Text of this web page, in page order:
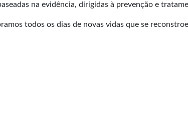
na evidência, dirigidas à prevenção e
todos os dias de novas vidas que se